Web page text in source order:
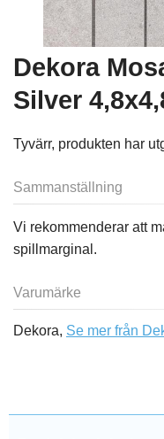
Dekora
Silver
Tyvärr, produkten har
Sammanställning
Vi rekommenderar att
spillmarginal.
Varumärke
Dekora, Se mer från